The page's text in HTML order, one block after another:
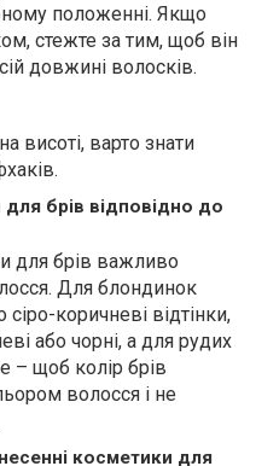
положенні. Якщо
стежте за тим, щоб він
довжині волосків.
висоті, варто знати
для брів відповідно до
для брів важливо
Для блондинок
сіро-коричневі відтінки,
або чорні, а для рудих
– щоб колір брів
волосся і не
косметики для